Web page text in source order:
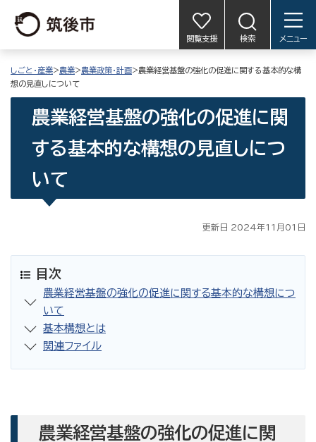
閲覧支援 検索 メニュー
しごと・産業>農業>農業政策・計画>農業経営基盤の強化の促進に関する基本的な構
想の見直しについて
農業経営基盤の強化の促進に関
する基本的な構想の見直しにつ
いて
更新日 2024年11月01日
目次
農業経営基盤の強化の促進に関する基本的な構想につ
いて
基本構想とは
関連ファイル
農業経営基盤の強化の促進に関